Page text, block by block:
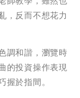
，反而不想花力
調和諧，瀏覽時
的投資操作表現
於指間。